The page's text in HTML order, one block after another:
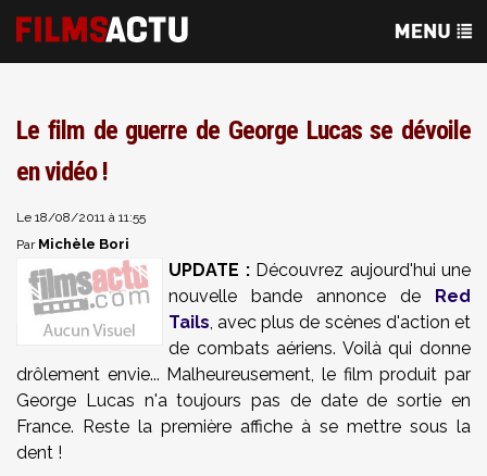
Le film de guerre de George Lucas se dévoile
en vidéo !
Le 18/08/2011 à 11:55
Par Michèle Bori
UPDATE :Découvrez aujourd'hui une
nouvelle bande annonce de Red
Tails, avec plus de scènes d'action et
de combats aériens. Voilà qui donne
drôlement envie... Malheureusement, le film produit par
George Lucas n'a toujours pas de date de sortie en
France. Reste la première affiche à se mettre sous la
dent !